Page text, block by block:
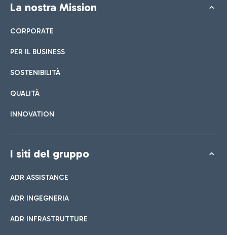
La nostra Mission
CORPORATE
PER IL BUSINESS
SOSTENIBILITÀ
QUALITÀ
INNOVATION
I siti del gruppo
ADR ASSISTANCE
ADR INGEGNERIA
ADR INFRASTRUTTURE